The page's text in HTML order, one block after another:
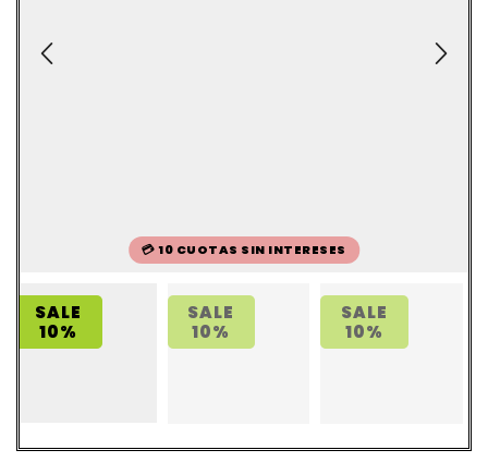
💳 10 CUOTAS SIN INTERESES
SALE
10%
SALE
10%
SALE
10%